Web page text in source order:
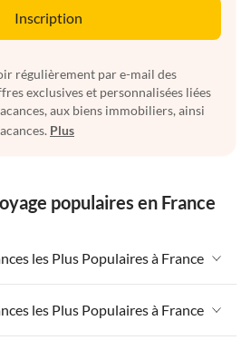
Inscription
régulièrement par e-mail des
exclusives et personnalisées liées
aux biens immobiliers, ainsi
Plus
populaires en France
les Plus Populaires à France
à Franceles Plus Populaires à France